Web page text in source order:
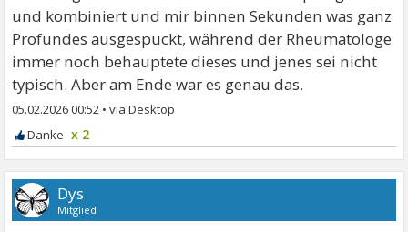
und kombiniert und mir binnen Sekunden was ganz
Profundes ausgespuckt, während der Rheumatologe
immer noch behauptete dieses und jenes sei nicht
typisch. Aber am Ende war es genau das.
05.02.2026 00:52 •
x 2
Dys
Mitglied